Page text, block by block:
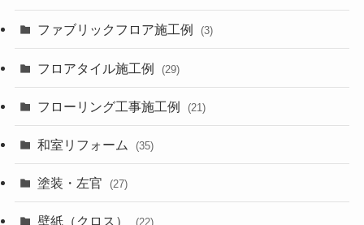
ファブリックフロア施工例 (3)
フロアタイル施工例 (29)
フローリング工事施工例 (21)
和室リフォーム (35)
塗装・左官 (27)
壁紙（クロス） (22)